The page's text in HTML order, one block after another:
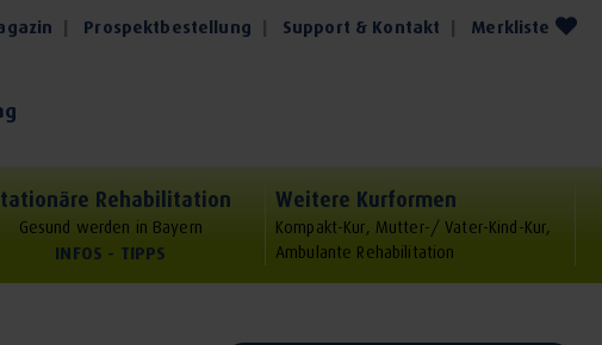
Prospektbestellung Support & Kontakt Merkliste
Rehabilitation
Gesund werden in Bayern
INFOS - TIPPS
Weitere Kurformen
Kompakt-Kur, Mutter-/ Vater-Kind-Kur,
Ambulante Rehabilitation